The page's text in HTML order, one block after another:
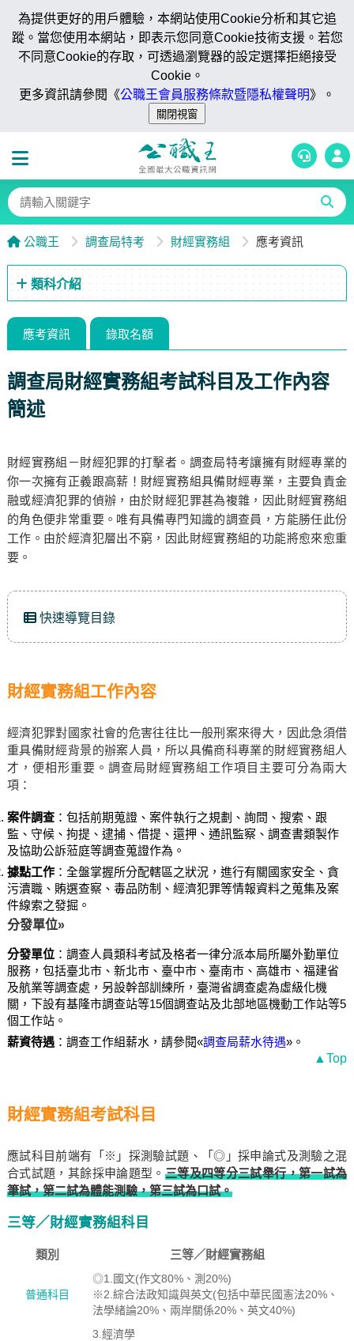
為提供更好的用戶體驗，本網站使用Cookie分析和其它追
蹤。當您使用本網站，即表示您同意Cookie技術支援。若您
不同意Cookie的存取，可透過瀏覽器的設定選擇拒絕接受
Cookie。
更多資訊請參閱《公職王會員服務條款暨隱私權聲明》。
公職王 調查局特考 財經實務組 應考資訊
類科介紹
應考資訊 錄取名額
調查局財經實務組考試科目及工作內容
簡述
財經實務組－財經犯罪的打擊者。調查局特考讓擁有財經專業的
你一次擁有正義跟高薪！財經實務組具備財經專業，主要負責金
融或經濟犯罪的偵辦，由於財經犯罪甚為複雜，因此財經實務組
的角色便非常重要。唯有具備專門知識的調查員，方能勝任此份
工作。由於經濟犯層出不窮，因此財經實務組的功能將愈來愈重
要。
快速導覽目錄
財經實務組工作內容
經濟犯罪對國家社會的危害往往比一般刑案來得大，因此急須借
重具備財經背景的辦案人員，所以具備商科專業的財經實務組人
才，便相形重要。調查局財經實務組工作項目主要可分為兩大
項：
案件調查：包括前期蒐證、案件執行之規劃、詢問、搜索、跟
監、守候、拘提、逮捕、借提、還押、通訊監察、調查書類製作
及協助公訴蒞庭等調查蒐證作為。
據點工作：全盤掌握所分配轄區之狀況，進行有關國家安全、貪
污瀆職、賄選查察、毒品防制、經濟犯罪等情報資料之蒐集及案
件線索之發掘。
分發單位»
分發單位：調查人員類科考試及格者一律分派本局所屬外勤單位
服務，包括臺北市、新北市、臺中市、臺南市、高雄市、福建省
及航業等調查處，另設幹部訓練所，臺灣省調查處為虛級化機
關，下設有基隆市調查站等15個調查站及北部地區機動工作站等5
個工作站。
薪資待遇：調查工作組薪水，請參閱«調查局薪水待遇»。
▲Top
財經實務組考試科目
應試科目前端有「※」採測驗試題、「◎」採申論式及測驗之混
合式試題，其餘採申論題型。 三等及四等分三試舉行，第一試為
筆試，第二試為體能測驗，第三試為口試。
三等／財經實務組科目
類別 三等／財經實務組
普通科目
◎1.國文(作文80%、測20%)
※2.綜合法政知識與英文(包括中華民國憲法20%、
法學緒論20%、兩岸關係20%、英文40%)
3.經濟學